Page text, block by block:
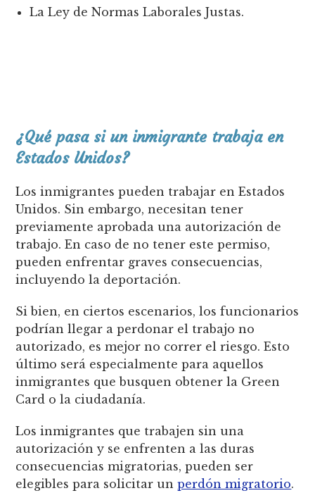
La Ley de Normas Laborales Justas.
¿Qué pasa si un inmigrante trabaja en
Estados Unidos?
Los inmigrantes pueden trabajar en Estados
Unidos. Sin embargo, necesitan tener
previamente aprobada una autorización de
trabajo. En caso de no tener este permiso,
pueden enfrentar graves consecuencias,
incluyendo la deportación.
Si bien, en ciertos escenarios, los funcionarios
podrían llegar a perdonar el trabajo no
autorizado, es mejor no correr el riesgo. Esto
último será especialmente para aquellos
inmigrantes que busquen obtener la Green
Card o la ciudadanía.
Los inmigrantes que trabajen sin una
autorización y se enfrenten a las duras
consecuencias migratorias, pueden ser
elegibles para solicitar unperdón migratorio.